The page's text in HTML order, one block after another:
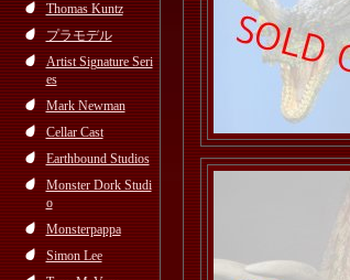
Thomas Kuntz
プラモデル
Artist Signature Seri
es
Mark Newman
Cellar Cast
Earthbound Studios
Monster Dork Studi
o
Monsterpappa
Simon Lee